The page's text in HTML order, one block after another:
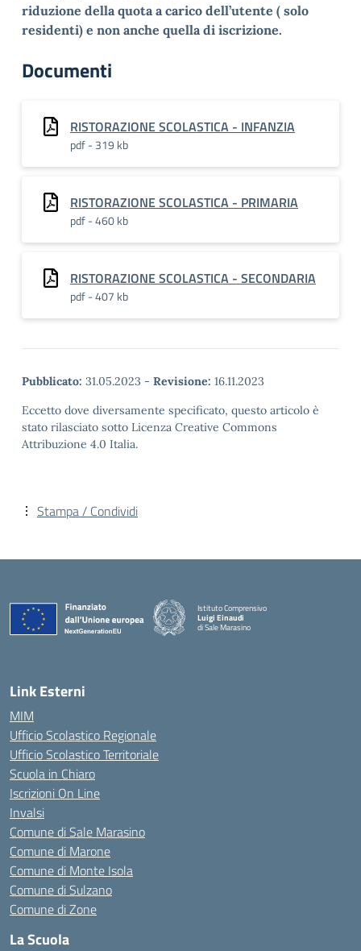
riduzione della quota a carico dell’utente ( solo
residenti) e non anche quella di iscrizione.
Documenti
RISTORAZIONE SCOLASTICA - INFANZIA
pdf - 319 kb
RISTORAZIONE SCOLASTICA - PRIMARIA
pdf - 460 kb
RISTORAZIONE SCOLASTICA - SECONDARIA
pdf - 407 kb
Pubblicato: 31.05.2023 - Revisione: 16.11.2023
Eccetto dove diversamente specificato, questo articolo è
stato rilasciato sotto Licenza Creative Commons
Attribuzione 4.0 Italia.
Stampa / Condividi
Istituto Comprensivo
Luigi Einaudi
di Sale Marasino
Link Esterni
MIM
Ufficio Scolastico Regionale
Ufficio Scolastico Territoriale
Scuola in Chiaro
Iscrizioni On Line
Invalsi
Comune di Sale Marasino
Comune di Marone
Comune di Monte Isola
Comune di Sulzano
Comune di Zone
La Scuola